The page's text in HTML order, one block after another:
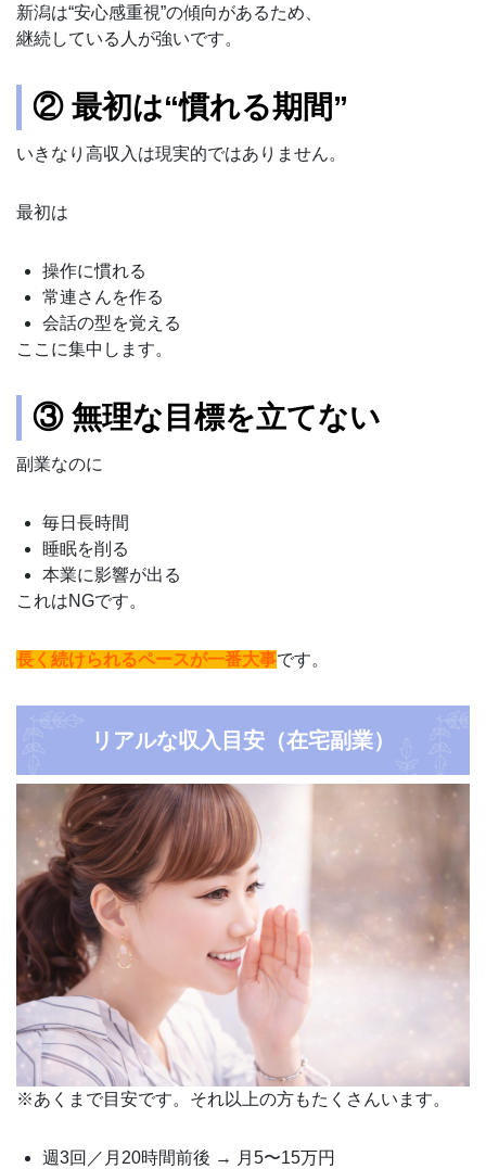
新潟は“安心感重視”の傾向があるため、
継続している人が強いです。
② 最初は“慣れる期間”
いきなり高収入は現実的ではありません。
最初は
操作に慣れる
常連さんを作る
会話の型を覚える
ここに集中します。
③ 無理な目標を立てない
副業なのに
毎日長時間
睡眠を削る
本業に影響が出る
これはNGです。
長く続けられるペースが一番大事です。
リアルな収入目安（在宅副業）
※あくまで目安です。それ以上の方もたくさんいます。
週3回／月20時間前後 → 月5〜15万円